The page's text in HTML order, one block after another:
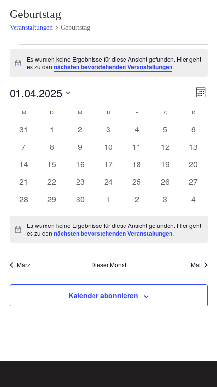
Geburtstag
Veranstaltungen Geburtstag
Hinweis
Es wurden keine Ergebnisse für diese Ansicht gefunden. Hier geht
es zu dennächsten bevorstehenden Veranstaltungen.
Monat
01.04.2025
wählen.
Kalender
von
MMONTAG D DIENSTAGM MITTWOCH
DDONNERSTAG
FFREITAG S SAMSTAGS
0
31
0
1
0
2
0
3
0
4
0
5
0
6
0
7
0
8
0
9
0
10
0
11
0
12
0
13
0
14
0
15
0
16
0
17
0
18
0
19
0
20
0
21
0
22
0
23
0
24
0
25
0
26
0
27
0
28
0
29
0
30
0
1
0
2
0
3
0
4
Hinweis
Es wurden keine Ergebnisse für diese Ansicht gefunden. Hier geht
es zu dennächsten bevorstehenden Veranstaltungen.
März Dieser Monat Mai
Kalender abonnieren